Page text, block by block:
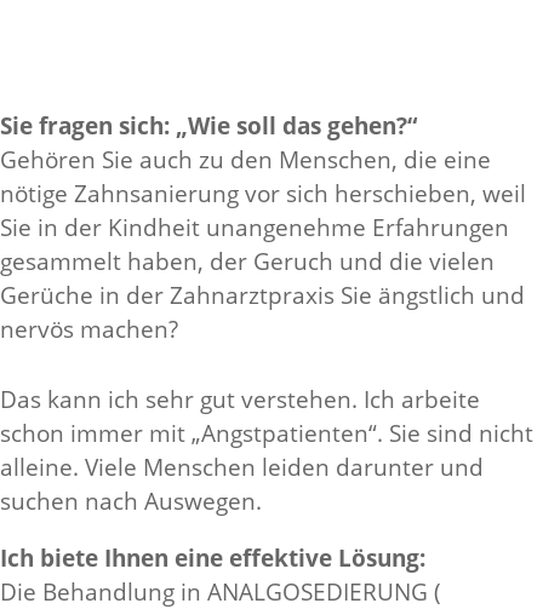
Sie fragen sich: „Wie soll das gehen?“
Gehören Sie auch zu den Menschen, die eine
nötige Zahnsanierung vor sich herschieben, weil
Sie in der Kindheit unangenehme Erfahrungen
gesammelt haben, der Geruch und die vielen
Gerüche in der Zahnarztpraxis Sie ängstlich und
nervös machen?
Das kann ich sehr gut verstehen. Ich arbeite
schon immer mit „Angstpatienten“. Sie sind nicht
alleine. Viele Menschen leiden darunter und
suchen nach Auswegen.
Ich biete Ihnen eine effektive Lösung:
Die Behandlung in ANALGOSEDIERUNG (